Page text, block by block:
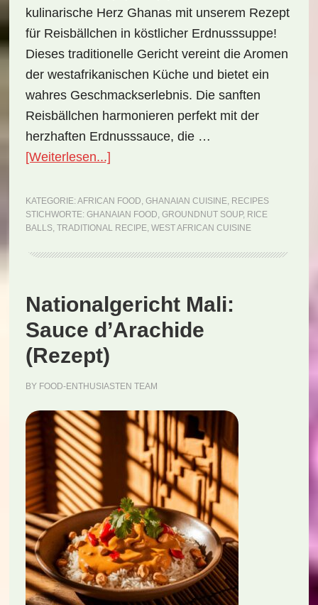
kulinarische Herz Ghanas mit unserem Rezept
für Reisbällchen in köstlicher Erdnusssuppe!
Dieses traditionelle Gericht vereint die Aromen
der westafrikanischen Küche und bietet ein
wahres Geschmackserlebnis. Die sanften
Reisbällchen harmonieren perfekt mit der
herzhaften Erdnusssauce, die …
[Weiterlesen...]ÜberNationalgericht
Rice
Balls
Groundnut
(Rezept)
KATEGORIE: AFRICAN FOOD, GHANAIAN CUISINE, RECIPES
STICHWORTE: GHANAIAN FOOD, GROUNDNUT SOUP, RICE
BALLS, TRADITIONAL RECIPE, WEST AFRICAN CUISINE
Nationalgericht Mali:
Sauce d’Arachide
(Rezept)
BY FOOD-ENTHUSIASTEN TEAM